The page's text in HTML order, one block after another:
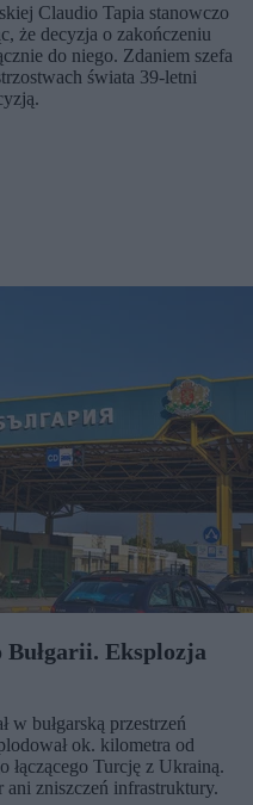
Claudio Tapia stanowczo
że decyzja o zakończeniu
do niego. Zdaniem szefa
świata 39-letni
Bułgarii. Eksplozja
w bułgarską przestrzeń
ok. kilometra od
łączącego Turcję z Ukrainą.
zniszczeń infrastruktury.